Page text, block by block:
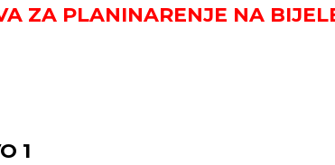
ZA PLANINARENJE NA
1